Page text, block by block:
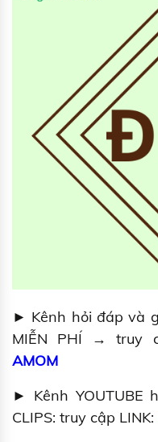
► Kênh hỏi đáp và
MIỄN PHÍ → truy
AMOM
► Kênh YOUTUBE
CLIPS: truy cập LINK: